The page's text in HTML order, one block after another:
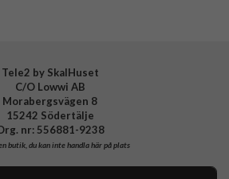
Tele2 by SkalHuset
C/O Lowwi AB
Morabergsvägen 8
15242 Södertälje
nr: 556881-9238
butik, du kan inte handla här på plats